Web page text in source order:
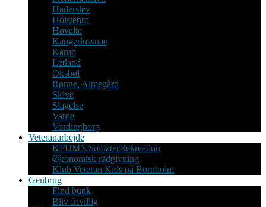
Haderslev
Holstebro
Høvelte
Kangerlussuaq
Karup
Letland
Oksbøl
Rønne, Almegård
Skive
Slagelse
Varde
Vordingborg
Veteranarbejde
KFUM’s SoldaterRekreation
Økonomisk rådgivning
Klub Veteran Kids på Bornholm
Genbrug
Find butik
Bliv frivillig